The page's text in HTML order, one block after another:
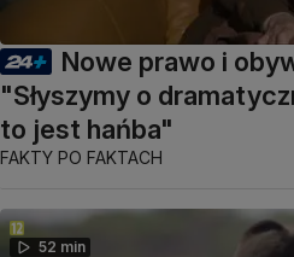
Nowe prawo i
"Słyszymy o
to jest hańba"
FAKTY PO FAKTACH
52 min